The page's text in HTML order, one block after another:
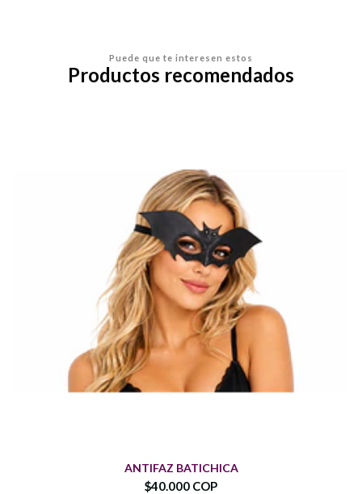
Puede que te interesen estos
Productos recomendados
ANTIFAZ BATICHICA
$40.000 COP